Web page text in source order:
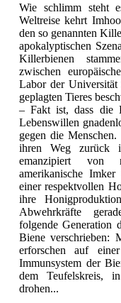
Wie schlimm steht
Weltreise kehrt
den so genannten
apokalyptischen
Killerbienen
zwischen
Labor der
geplagten Tieres
– Fakt ist, dass die
Lebenswillen
gegen die
ihren Weg zurück
emanzipiert von
amerikanische
einer respektvollen
ihre
Abwehrkräfte
folgende Generation
Biene verschrieben:
erforschen auf
Immunsystem der
dem Teufelskreis,
drohen...